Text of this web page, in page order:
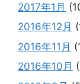
2017年1月
2016年12月
2016年11月
2016年10月